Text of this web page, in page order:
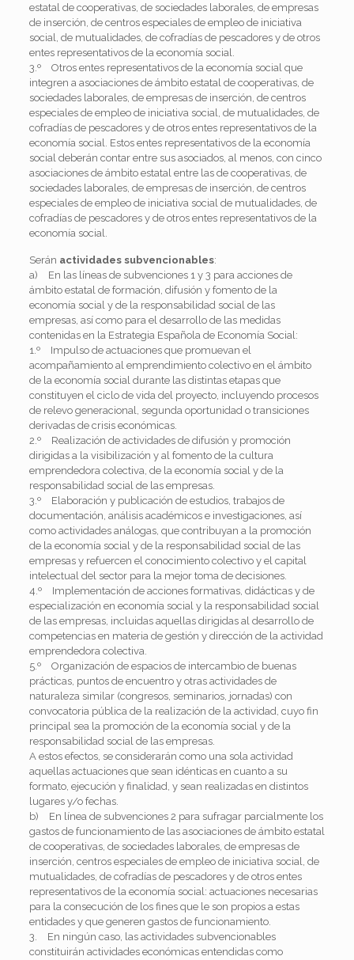
estatal de cooperativas, de sociedades laborales, de empresas
de inserción, de centros especiales de empleo de iniciativa
social, de mutualidades, de cofradías de pescadores y de otros
entes representativos de la economía social.
3.º Otros entes representativos de la economía social que
integren a asociaciones de ámbito estatal de cooperativas, de
sociedades laborales, de empresas de inserción, de centros
especiales de empleo de iniciativa social, de mutualidades, de
cofradías de pescadores y de otros entes representativos de la
economía social. Estos entes representativos de la economía
social deberán contar entre sus asociados, al menos, con cinco
asociaciones de ámbito estatal entre las de cooperativas, de
sociedades laborales, de empresas de inserción, de centros
especiales de empleo de iniciativa social de mutualidades, de
cofradías de pescadores y de otros entes representativos de la
economía social.
Serán actividades subvencionables:
a) En las líneas de subvenciones 1 y 3 para acciones de
ámbito estatal de formación, difusión y fomento de la
economía social y de la responsabilidad social de las
empresas, así como para el desarrollo de las medidas
contenidas en la Estrategia Española de Economía Social:
1.º Impulso de actuaciones que promuevan el
acompañamiento al emprendimiento colectivo en el ámbito
de la economía social durante las distintas etapas que
constituyen el ciclo de vida del proyecto, incluyendo procesos
de relevo generacional, segunda oportunidad o transiciones
derivadas de crisis económicas.
2.º Realización de actividades de difusión y promoción
dirigidas a la visibilización y al fomento de la cultura
emprendedora colectiva, de la economía social y de la
responsabilidad social de las empresas.
3.º Elaboración y publicación de estudios, trabajos de
documentación, análisis académicos e investigaciones, así
como actividades análogas, que contribuyan a la promoción
de la economía social y de la responsabilidad social de las
empresas y refuercen el conocimiento colectivo y el capital
intelectual del sector para la mejor toma de decisiones.
4.º Implementación de acciones formativas, didácticas y de
especialización en economía social y la responsabilidad social
de las empresas, incluidas aquellas dirigidas al desarrollo de
competencias en materia de gestión y dirección de la actividad
emprendedora colectiva.
5.º Organización de espacios de intercambio de buenas
prácticas, puntos de encuentro y otras actividades de
naturaleza similar (congresos, seminarios, jornadas) con
convocatoria pública de la realización de la actividad, cuyo fin
principal sea la promoción de la economía social y de la
responsabilidad social de las empresas.
A estos efectos, se considerarán como una sola actividad
aquellas actuaciones que sean idénticas en cuanto a su
formato, ejecución y finalidad, y sean realizadas en distintos
lugares y/o fechas.
b) En línea de subvenciones 2 para sufragar parcialmente los
gastos de funcionamiento de las asociaciones de ámbito estatal
de cooperativas, de sociedades laborales, de empresas de
inserción, centros especiales de empleo de iniciativa social, de
mutualidades, de cofradías de pescadores y de otros entes
representativos de la economía social: actuaciones necesarias
para la consecución de los fines que le son propios a estas
entidades y que generen gastos de funcionamiento.
3. En ningún caso, las actividades subvencionables
constituirán actividades económicas entendidas como